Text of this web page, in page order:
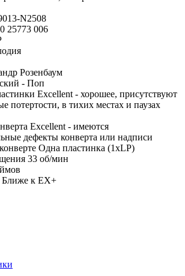
N2508
25773 006
Розенбаум
- Поп
Excellent - хорошее, присутствуют
потертости, в тихих местах и паузах
Excellent - имеются
дефекты конверта или надписи
Одна пластинка (1xLP)
33 об/мин
Ближе к EX+